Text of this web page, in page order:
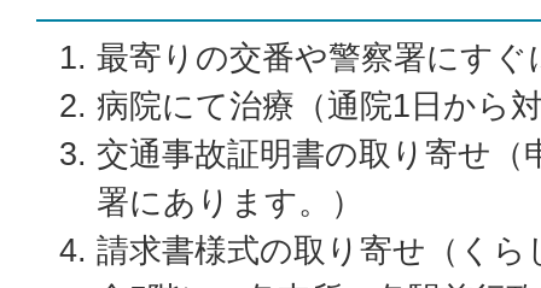
最寄りの交番や警察署にすぐ
病院にて治療（通院1日から
交通事故証明書の取り寄せ（
署にあります。）
請求書様式の取り寄せ（くら